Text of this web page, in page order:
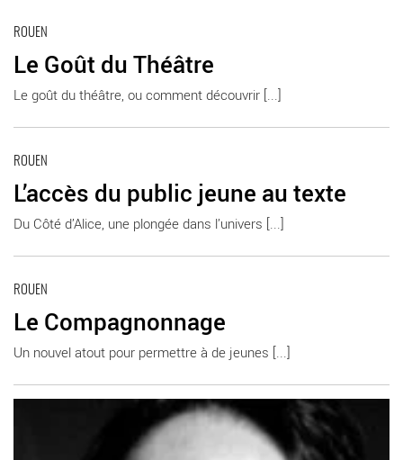
ROUEN
Le Goût du Théâtre
Le goût du théâtre, ou comment découvrir [...]
ROUEN
L’accès du public jeune au texte
Du Côté d’Alice, une plongée dans l’univers [...]
ROUEN
Le Compagnonnage
Un nouvel atout pour permettre à de jeunes [...]